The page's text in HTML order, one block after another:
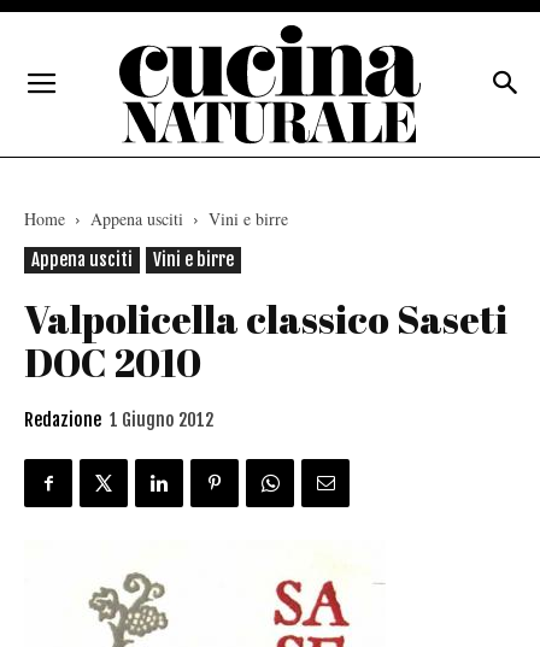
Home Appena usciti
Vini e birre
Appena usciti
Vini e birre
Valpolicella classico Saseti
DOC 2010
Redazione 1 Giugno 2012